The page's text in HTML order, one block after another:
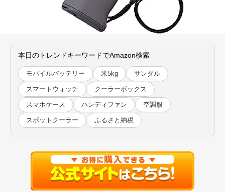
本日のトレンドキーワードでAmazon検索
モバイルバッテリー 米5kg サンダル
スマートウォッチ クーラーボックス
スマホケース ハンディファン 空調服
スポットクーラー ふるさと納税